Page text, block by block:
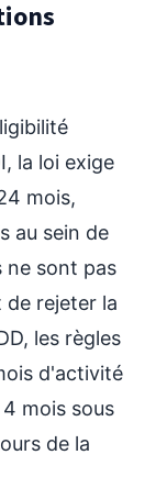
la loi exige
mois,
au sein de
ne sont pas
rejeter la
les règles
d'activité
mois sous
de la